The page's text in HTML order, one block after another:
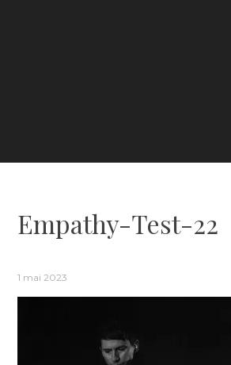
Empathy-Test-22
1 mai 2023